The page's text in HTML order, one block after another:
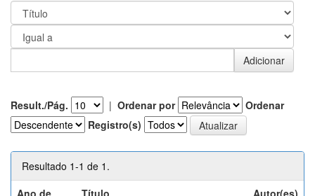
Result./Pág. | Ordenar por
Ordenar
Registro(s)
Resultado 1-1 de 1.
Ano de
Título Autor(es)